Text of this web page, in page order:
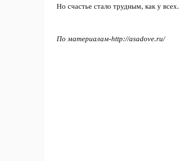
Но счастье стало трудным, как у всех.
По материалам-http://asadove.ru/